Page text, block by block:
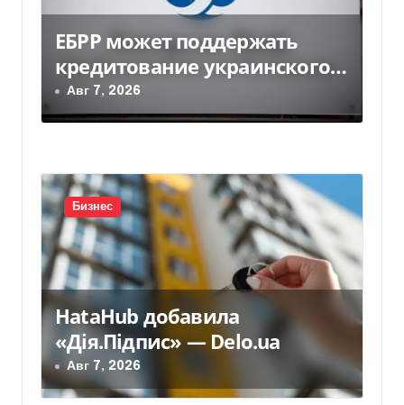
ЕБРР может поддержать
кредитование украинского
бизнеса на 300 млн евро —
Delo.ua
Авг 7, 2026
Бизнес
HataHub добавила
«Дія.Підпис» — Delo.ua
Авг 7, 2026